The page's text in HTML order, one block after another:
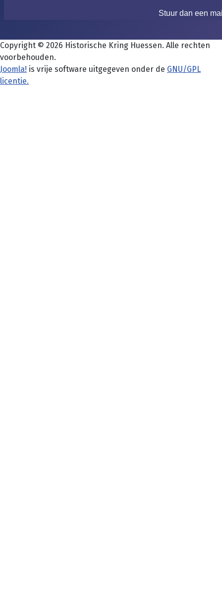
Stuur dan een
Copyright © 2026 Historische Kring Huessen. Alle rechten
voorbehouden.
Joomla! is vrije software uitgegeven onder de GNU/GPL
licentie.